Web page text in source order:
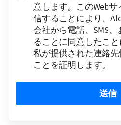
意します。このWeb
信することにより、
会社から電話、SMS
ることに同意したこと
私が提供された連絡
ことを証明します。
送信